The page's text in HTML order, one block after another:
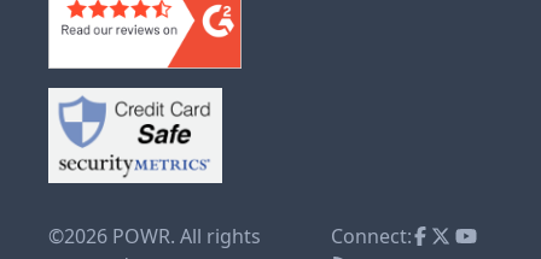
©2026 POWR. All rights
Connect: